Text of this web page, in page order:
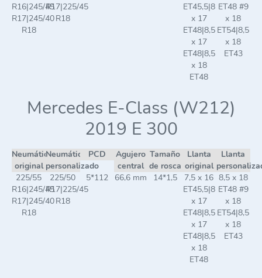
R16|245/45
R17|245/40
R18
R17|225/45
R18
ET45,5|8
x 17
ET48|8,5
x 17
ET48|8,5
x 18
ET48
ET48 #9
x 18
ET54|8,5
x 18
ET43
Mercedes E-Class (W212)
2019 E 300
Neumático
original
Neumático
personalizado
PCD
Agujero
central
Tamaño
de rosca
Llanta
original
Llanta
225/55
R16|245/45
R17|245/40
R18
225/50
R17|225/45
R18
5*112 66,6 mm 14*1,5
7,5 x 16
ET45,5|8
x 17
ET48|8,5
x 17
ET48|8,5
x 18
ET48
8,5 x 18
ET48 #9
x 18
ET54|8,5
x 18
ET43